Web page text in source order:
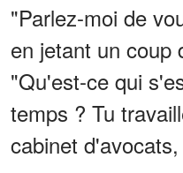
"Parlez-moi de
en jetant un
"Qu'est-ce qui
temps ? Tu
cabinet